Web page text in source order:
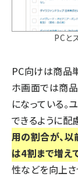
PCと
PC向けは商品
ホ画面では商
になっている。
できるように配
用の割合が、
は4割まで増え
性などを向上さ